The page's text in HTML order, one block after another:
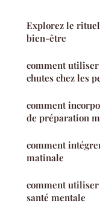
Explorez le
bien-être
comment
chutes chez les
comment
de préparation
comment
matinale
comment
santé mentale